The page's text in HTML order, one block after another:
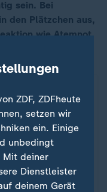
sein. Bei
den Plätzchen aus,
wie Atemnot
ZDF, ZDFheute
setzen wir
ein. Einige
unbedingt
Mit deiner
Dienstleister
deinem Gerät